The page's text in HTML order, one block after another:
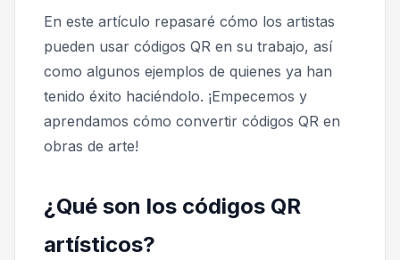
En este artículo repasaré cómo los artistas
pueden usar códigos QR en su trabajo, así
como algunos ejemplos de quienes ya han
tenido éxito haciéndolo. ¡Empecemos y
aprendamos cómo convertir códigos QR en
obras de arte!
¿Qué son los códigos QR
artísticos?